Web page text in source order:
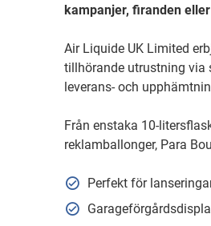
kampanjer, firanden
Air Liquide UK Limited
tillhörande utrustning via
leverans- och
Från enstaka 10-
reklamballonger, Para
Perfekt för